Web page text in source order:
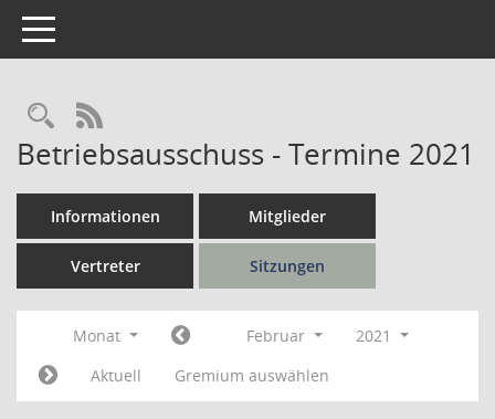
Toggle navigation
Rechercheauswahl
RSS-Feed
Betriebsausschuss - Termine 2021
Informationen Mitglieder
Vertreter Sitzungen
Monat Februar
2021
Aktuell
Gremium auswählen